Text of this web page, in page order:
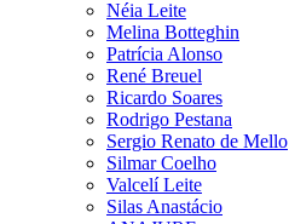
Néia Leite
Melina Botteghin
Patrícia Alonso
René Breuel
Ricardo Soares
Rodrigo Pestana
Sergio Renato de Mello
Silmar Coelho
Valcelí Leite
Silas Anastácio